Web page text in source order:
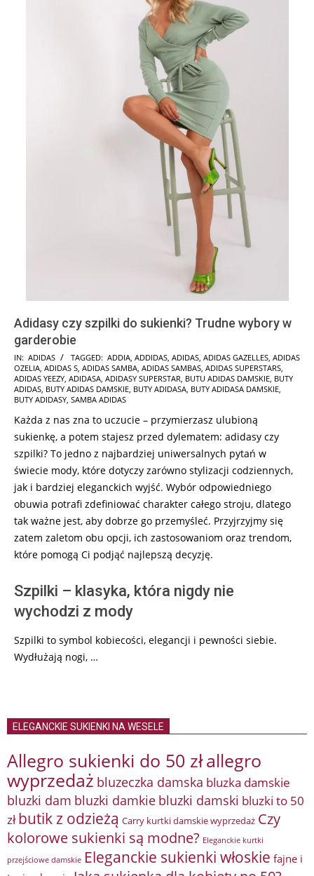
Adidasy czy szpilki do sukienki? Trudne wybory w
garderobie
2025-
01-
17
IN: ADIDAS TAGGED: ADDIA ADDIDAS ADIDAS ADIDAS GAZELLES ADIDAS
OZELIA ADIDAS S ADIDAS SAMBA ADIDAS SAMBAS ADIDAS SUPERSTARS
ADIDAS YEEZY ADIDASA ADIDASY SUPERSTAR BUTU ADIDAS DAMSKIE BUTY
ADIDAS BUTY ADIDAS DAMSKIE BUTY ADIDASA BUTY ADIDASA DAMSKIE
BUTY ADIDASY SAMBA ADIDAS
Każda z nas zna to uczucie – przymierzasz ulubioną
sukienkę, a potem stajesz przed dylematem: adidasy czy
szpilki? To jedno z najbardziej uniwersalnych pytań w
świecie mody, które dotyczy zarówno stylizacji codziennych,
jak i bardziej eleganckich wyjść. Wybór odpowiedniego
obuwia potrafi zdefiniować charakter całego stroju, dlatego
tak ważne jest, aby dobrze go przemyśleć. Przyjrzyjmy się
zatem zaletom obu opcji, ich zastosowaniom oraz trendom,
które pomogą Ci podjąć najlepszą decyzję.
Szpilki – klasyka, która nigdy nie
wychodzi z mody
Szpilki to symbol kobiecości, elegancji i pewności siebie.
Wydłużają nogi, …
ELEGANCKIE SUKIENKI NA WESELE
Allegro sukienki do 50 złallegro
wyprzedaż bluzeczka damska bluzka damskie
bluzki dam bluzki damkie bluzki damski bluzki to 50
zł butik z odzieżą Carry kurtki damskie wyprzedaż Czy
kolorowe sukienki są modne? Eleganckie kurtki
przejściowe damskie Eleganckie sukienki włoskie fajne i